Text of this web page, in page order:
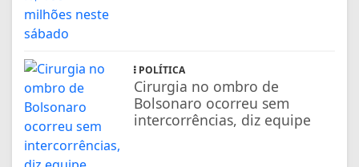
POLÍTICA
Cirurgia no ombro de
Bolsonaro ocorreu sem
intercorrências, diz equipe